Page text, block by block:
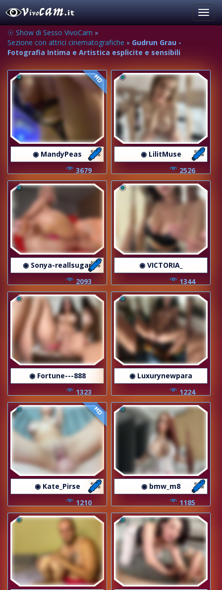
☉ Show di Sesso VivoCam »
Sezione con attrici cinematografiche » Gudrun Grau -
Fotografia Intima e Artistica esplicite e sensibili
HD
◉ MandyPeas
3679
◉ LilitMuse
2526
◉ Sonya-reallsugar
2093
◉ VICTORIA_
1344
◉ Fortune---888
1323
◉ Luxurynewpara
1224
HD
◉ Kate_Pirse
1210
◉ bmw_m8
1185